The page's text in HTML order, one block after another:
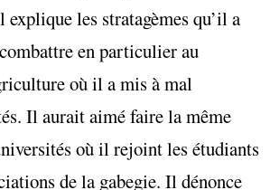
les stratagèmes qu’il a
en particulier au
où il a mis à mal
Il aurait aimé faire la même
où il rejoint les étudiants
de la gabegie. Il dénonce